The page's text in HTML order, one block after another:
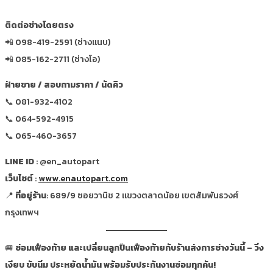
ติดต่อช่างโดยตรง
📲 098-419-2591 (ช่างแนบ)
📲 085-162-2711 (ช่างโอ)
ฝ่ายขาย / สอบถามราคา / นัดคิว
📞 081-932-4102
📞 064-592-4915
📞 065-460-3657
LINE ID: @en_autopart
เว็บไซต์:www.enautopart.com
📍 ที่อยู่ร้าน: 689/9 ซอยวานิช 2 แขวงตลาดน้อย เขตสัมพันธวงศ์
กรุงเทพฯ
🚐 ซ่อมเฟืองท้าย และเปลี่ยนลูกปืนเฟืองท้ายกับร้านส่งการช่างวันนี้ – วิ่ง
เงียบ ขับนิ่ม ประหยัดน้ำมัน พร้อมรับประกันงานซ่อมทุกคัน!